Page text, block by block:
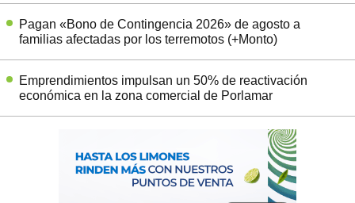
Pagan «Bono de Contingencia 2026» de agosto a
familias afectadas por los terremotos (+Monto)
Emprendimientos impulsan un 50% de reactivación
económica en la zona comercial de Porlamar